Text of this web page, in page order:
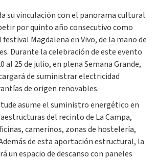
su vinculación con el panorama cultural
por quinto año consecutivo como
Magdalena en Vivo, de la mano de
Durante la celebración de este evento
al 25 de julio, en plena Semana Grande,
de suministrar electricidad
de origen renovables.
asume el suministro energético en
del recinto de La Campa,
camerinos, zonas de hostelería,
de esta aportación estructural, la
un espacio de descanso con paneles